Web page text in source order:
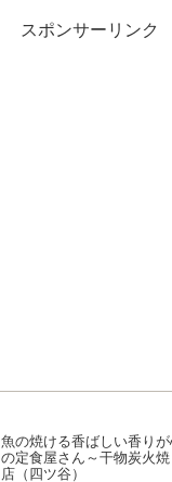
スポンサーリンク
魚の焼ける香ばしい香り
の定食屋さん～干物炭火
店（四ツ谷）